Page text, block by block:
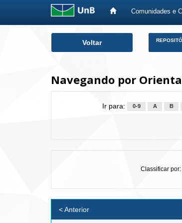
Comunidades e
Voltar
Navegando por
Ir para: 0-9 A B
Classificar por:
< Anterior